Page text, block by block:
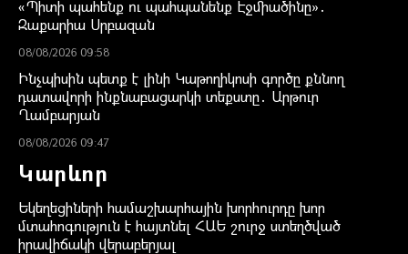
«Պիտի պահենք ու պահպանենք Էջմիածինը»․
Զաքարիա Սրբազան
08/08/2026 09:58
Ինչպիսին պետք է լինի Կաթողիկոսի գործը քննող
դատավորի ինքնաբացարկի տեքստը․ Արթուր
Ղամբարյան
08/08/2026 09:47
Կարևոր
Եկեղեցիների համաշխարհային խորհուրդը խոր
մտահոգություն է հայտնել ՀԱԵ շուրջ ստեղծված
իրավիճակի վերաբերյալ